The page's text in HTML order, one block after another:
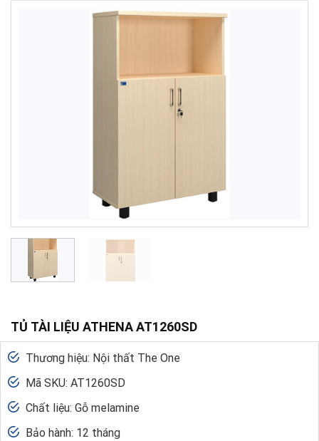
TỦ TÀI LIỆU ATHENA AT1260SD
Thương hiệu: Nội thất The One
Mã SKU: AT1260SD
Chất liệu: Gỗ melamine
Bảo hành: 12 tháng